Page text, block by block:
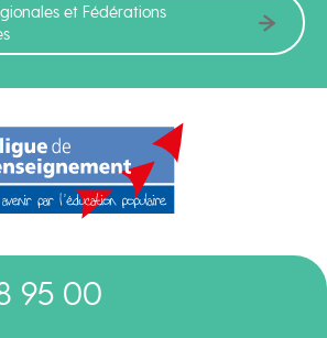
95 00
et Fédérations